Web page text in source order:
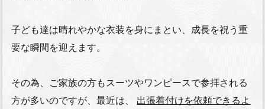
子ども達は晴れやかな衣装を身にまとい、成長を祝う重
要な瞬間を迎えます。
その為、ご家族の方もスーツやワンピースで参拝される
方が多いのですが、最近は、 出張着付けを依頼できるよ